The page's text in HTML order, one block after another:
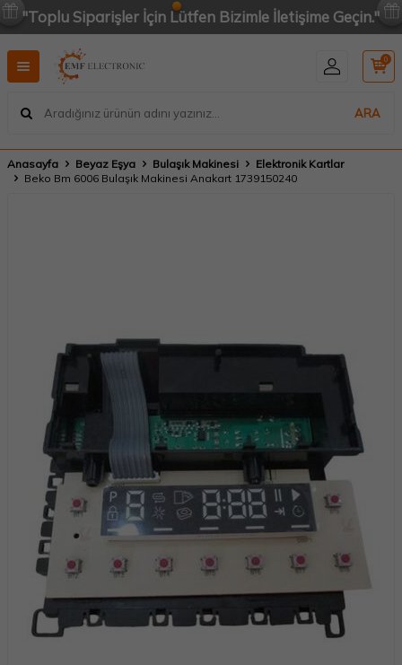
"Toplu Siparişler İçin Lütfen Bizimle İletişime Geçin."
ARA
0
Anasayfa Beyaz Eşya Bulaşık Makinesi
Elektronik Kartlar
Beko Bm 6006 Bulaşık Makinesi Anakart 1739150240